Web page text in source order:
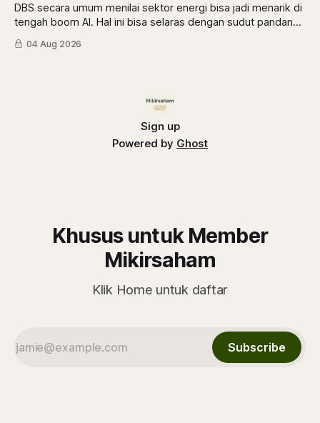
DBS secara umum menilai sektor energi bisa jadi menarik di
tengah boom AI. Hal ini bisa selaras dengan sudut pandang
berbeda dari Mikirduit yang mana sektor energi bisa
menarik karena faktor El Nino. Begini analisisnya
04 Aug 2026
Sign up
Powered by Ghost
Khusus untuk Member
Mikirsaham
Klik Home untuk daftar
Subscribe